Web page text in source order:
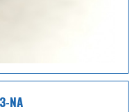
NA